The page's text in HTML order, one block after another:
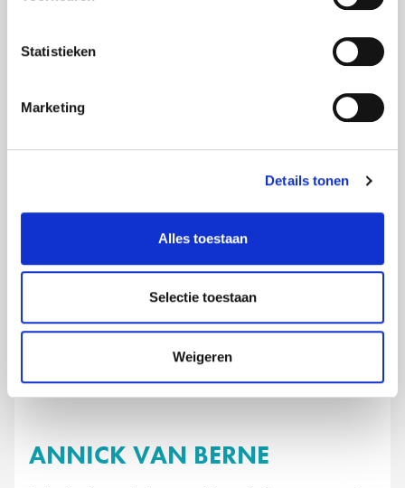
Statistieken
Marketing
Details tonen
Alles toestaan
Selectie toestaan
Weigeren
ANNICK VAN BERNE